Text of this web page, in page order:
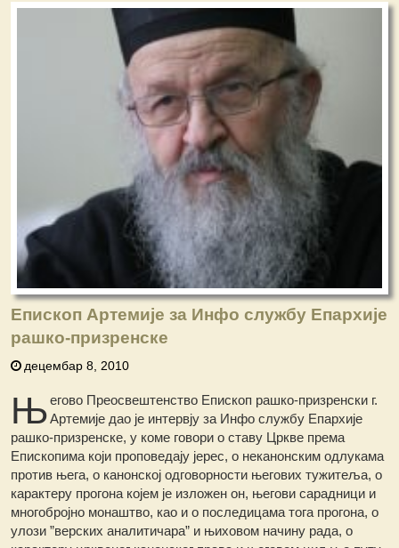
Епископ Артемије за Инфо службу Епархије
рашко-призренске
децембар 8, 2010
Његово Преосвештенство Епископ рашко-призренски г.
Артемије дао је интервју за Инфо службу Епархије
рашко-призренске, у коме говори о ставу Цркве према
Епископима који проповедају јерес, о неканонским одлукама
против њега, о канонској одговорности његових тужитеља, о
карактеру прогона којем је изложен он, његови сарадници и
многобројно монаштво, као и о последицама тога прогона, о
улози ”верских аналитичара” и њиховом начину рада, о